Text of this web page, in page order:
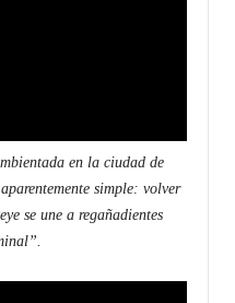
en la ciudad de
simple: volver
se une a regañadientes